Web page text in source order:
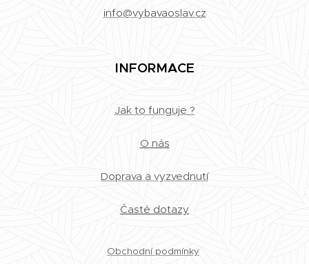
info@vybavaoslav.cz
INFORMACE
Jak to funguje ?
O nás
Doprava a vyzvednutí
Časté dotazy
Obchodní podmínky